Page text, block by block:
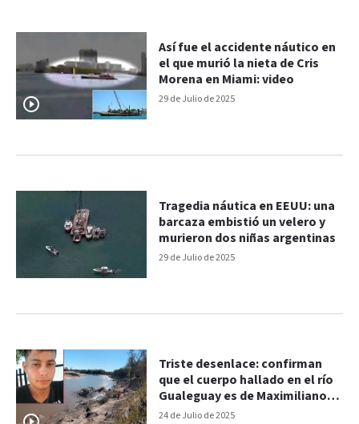
29 de Julio de 2025
Así fue el accidente náutico en
el que murió la nieta de Cris
Morena en Miami: video
29 de Julio de 2025
Tragedia náutica en EEUU: una
barcaza embistió un velero y
murieron dos niñas argentinas
24 de Julio de 2025
Triste desenlace: confirman
que el cuerpo hallado en el río
Gualeguay es de Maximiliano
Camozzi